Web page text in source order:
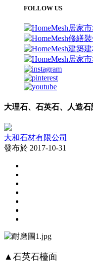
FOLLOW US
大理石、石英石、人造
大和石材有限公司
發布於 2017-10-31
▲石英石檯面